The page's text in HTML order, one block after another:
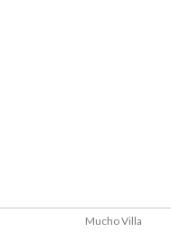
Mucho Villa